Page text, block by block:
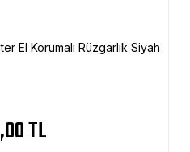
El Korumalı Rüzgarlık Siyah
TL